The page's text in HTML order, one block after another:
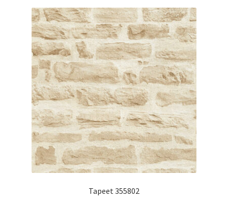
Tapeet 355802